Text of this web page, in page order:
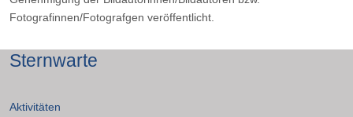
Fotografinnen/Fotografgen veröffentlicht.
Sternwarte
Aktivitäten